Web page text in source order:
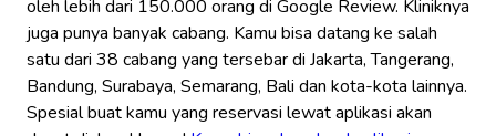
oleh lebih dari 150.000 orang di Google Review. Kliniknya
juga punya banyak cabang. Kamu bisa datang ke salah
satu dari 38 cabang yang tersebar di Jakarta, Tangerang,
Bandung, Surabaya, Semarang, Bali dan kota-kota lainnya.
Spesial buat kamu yang reservasi lewat aplikasi akan